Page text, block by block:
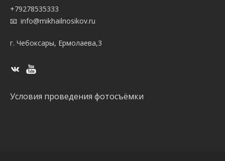
+79278535333
info@mikhailnosikov.ru
г. Чебоксары, Ермолаева,3
Условия проведения фотосъёмки